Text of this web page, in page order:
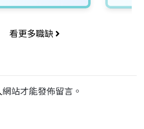
看更多職缺
網站才能發佈留言。